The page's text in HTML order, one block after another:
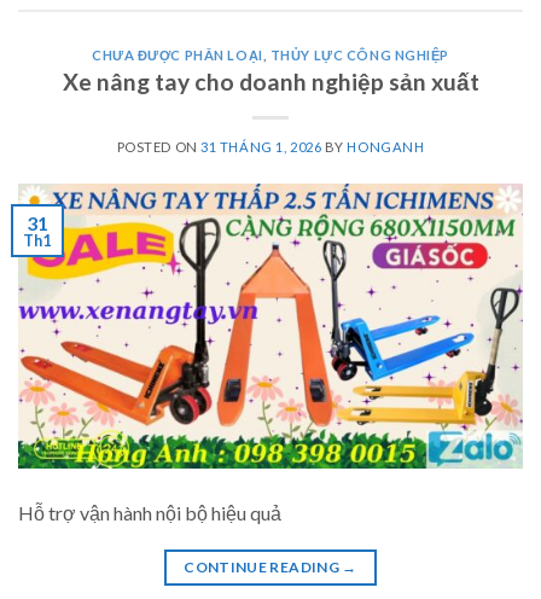
CHƯA ĐƯỢC PHÂN LOẠI THỦY LỰC CÔNG NGHIỆP
Xe nâng tay cho doanh nghiệp sản xuất
POSTED ON31 THÁNG 1, 2026 BYHONGANH
31
Th1
Hỗ trợ vận hành nội bộ hiệu quả
CONTINUE READING →